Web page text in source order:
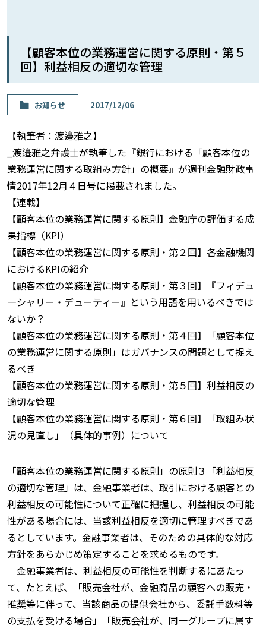
【顧客本位の業務運営に関する原則・第５
回】利益相反の適切な管理
お知らせ 2017/12/06
【執筆者：渡邉雅之】
_渡邉雅之弁護士が執筆した『銀行における「顧客本位の
業務運営に関する取組み方針」の概要』が週刊金融財政事
情2017年12月４日号に掲載されました。
【連載】
【顧客本位の業務運営に関する原則】金融庁の評価する成
果指標（KPI）
【顧客本位の業務運営に関する原則・第２回】各金融機関
におけるKPIの紹介
【顧客本位の業務運営に関する原則・第３回】『フィデュ
—シャリー・デューティー』という用語を用いるべきでは
ないか？
【顧客本位の業務運営に関する原則・第４回】「顧客本位
の業務運営に関する原則」はガバナンスの問題として捉え
るべき
【顧客本位の業務運営に関する原則・第５回】利益相反の
適切な管理
【顧客本位の業務運営に関する原則・第６回】「取組み状
況の見直し」（具体的事例）について
「顧客本位の業務運営に関する原則」の原則３「利益相反
の適切な管理」は、金融事業者は、取引における顧客との
利益相反の可能性について正確に把握し、利益相反の可能
性がある場合には、当該利益相反を適切に管理すべきであ
るとしています。金融事業者は、そのための具体的な対応
方針をあらかじめ策定することを求めるものです。
金融事業者は、利益相反の可能性を判断するにあたっ
て、たとえば、「販売会社が、金融商品の顧客への販売・
推奨等に伴って、当該商品の提供会社から、委託手数料等
の支払を受ける場合」「販売会社が、同一グループに属す